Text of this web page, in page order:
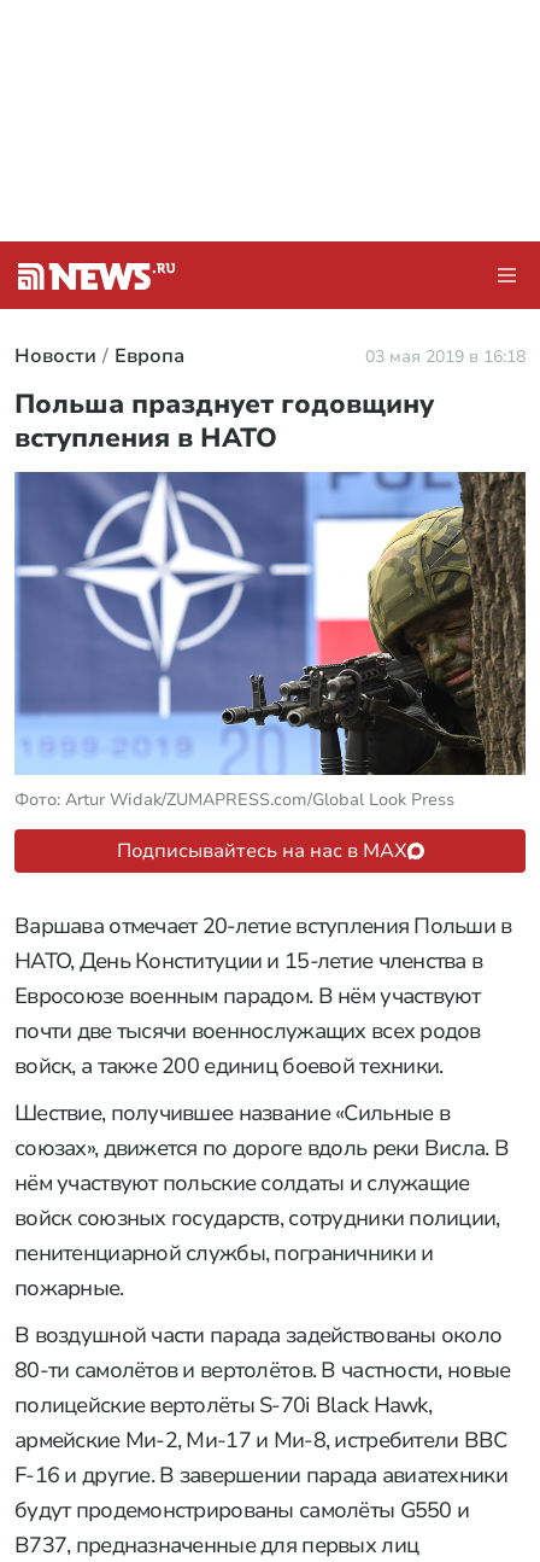
Новости Европа 03 мая 2019 в 16:18
Польша празднует годовщину
вступления в НАТО
Фото: Artur Widak/ZUMAPRESS.com/Global Look Press
Подписывайтесь на нас в MAX
Варшава отмечает 20-летие вступления Польши в
НАТО, День Конституции и 15-летие членства в
Евросоюзе военным парадом. В нём участвуют
почти две тысячи военнослужащих всех родов
войск, а также 200 единиц боевой техники.
Шествие, получившее название «Сильные в
союзах», движется по дороге вдоль реки Висла. В
нём участвуют польские солдаты и служащие
войск союзных государств, сотрудники полиции,
пенитенциарной службы, пограничники и
пожарные.
В воздушной части парада задействованы около
80-ти самолётов и вертолётов. В частности, новые
полицейские вертолёты S-70i Black Hawk,
армейские Ми-2, Ми-17 и Ми-8, истребители ВВС
F-16 и другие. В завершении парада авиатехники
будут продемонстрированы самолёты G550 и
B737, предназначенные для первых лиц